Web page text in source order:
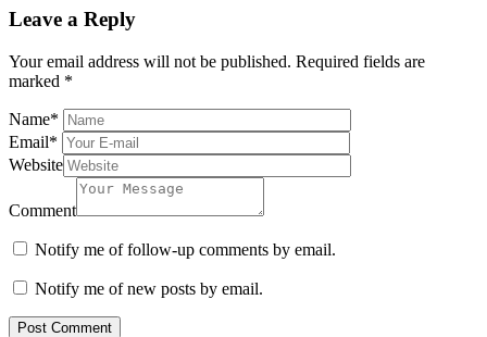
Leave a Reply
Your email address will not be published. Required fields are
marked *
Name*
Email*
Website
Comment
Notify me of follow-up comments by email.
Notify me of new posts by email.